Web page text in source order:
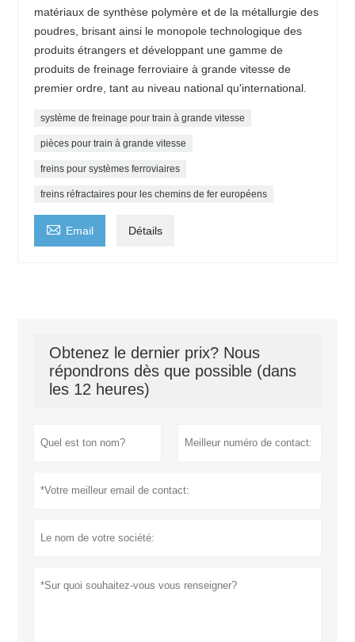
matériaux de synthèse polymère et de la métallurgie des
poudres, brisant ainsi le monopole technologique des
produits étrangers et développant une gamme de
produits de freinage ferroviaire à grande vitesse de
premier ordre, tant au niveau national qu'international.
système de freinage pour train à grande vitesse
pièces pour train à grande vitesse
freins pour systèmes ferroviaires
freins réfractaires pour les chemins de fer européens
 Email Détails
Obtenez le dernier prix? Nous
répondrons dès que possible (dans
les 12 heures)